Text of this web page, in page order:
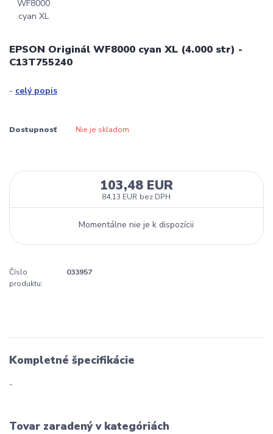
EPSON Originál WF8000 cyan XL (4.000 str) -
C13T755240
- celý popis
Dostupnosť Nie je skladom
103,48 EUR
84,13 EUR bez DPH
Momentálne nie je k dispozícii
Číslo
produktu:
033957
Kompletné špecifikácie
-
Tovar zaradený v kategóriách